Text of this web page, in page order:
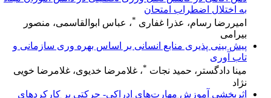
به اختلال اضطراب امتحان
امیررضا رسام، عذرا غفاری *، عباس ابوالقاسمی، منصور
بیرامی
پیش بینی پذیری منابع انسانی بر اساس بهره وری سازمانی و
تاب آوری
مینا دادگستر، حمید نجات * ، غلامرضا خدیوی، غلامرضا خویی
نژاد
اثربخشی آموزش مهارت‌های ادراکی- حرکتی بر کارکردهای